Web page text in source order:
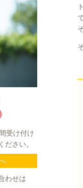
受け付け
ださい。
わせは